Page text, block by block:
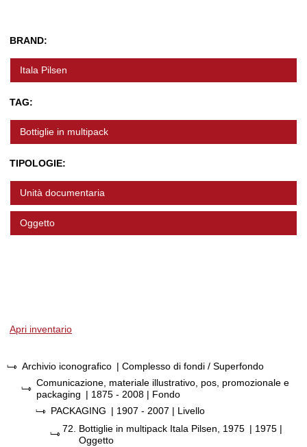
BRAND:
Itala Pilsen
TAG:
Bottiglie in multipack
TIPOLOGIE:
Unità documentaria
Oggetto
Apri inventario
Archivio iconografico | Complesso di fondi / Superfondo
Comunicazione, materiale illustrativo, pos, promozionale e
packaging | 1875 - 2008 | Fondo
PACKAGING | 1907 - 2007 | Livello
72. Bottiglie in multipack Itala Pilsen, 1975 | 1975 |
Oggetto